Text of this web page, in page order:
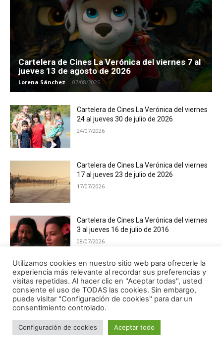
Cartelera de Cines La Verónica del viernes 7 al
jueves 13 de agosto de 2026
Lorena Sánchez - 07/08/2026
Cartelera de Cines La Verónica del viernes
24 al jueves 30 de julio de 2026
24/07/2026
Cartelera de Cines La Verónica del viernes
17 al jueves 23 de julio de 2026
17/07/2026
Cartelera de Cines La Verónica del viernes
3 al jueves 16 de julio de 2016
08/07/2026
LIBROS
Utilizamos cookies en nuestro sitio web para ofrecerle la
experiencia más relevante al recordar sus preferencias y
visitas repetidas. Al hacer clic en "Aceptar todas", usted
consiente el uso de TODAS las cookies. Sin embargo,
puede visitar "Configuración de cookies" para dar un
consentimiento controlado.
Configuración de cookies Aceptar todo